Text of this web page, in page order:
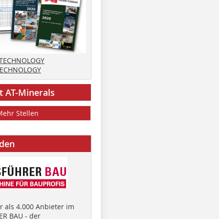
AT-Minerals
Stellen
als 4.000 Anbieter im
BAU - der